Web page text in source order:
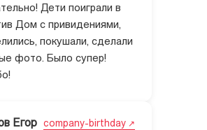
Дети поиграли в
Дом с привидениями,
покушали, сделали
фото. Было супер!
Егор company-birthday